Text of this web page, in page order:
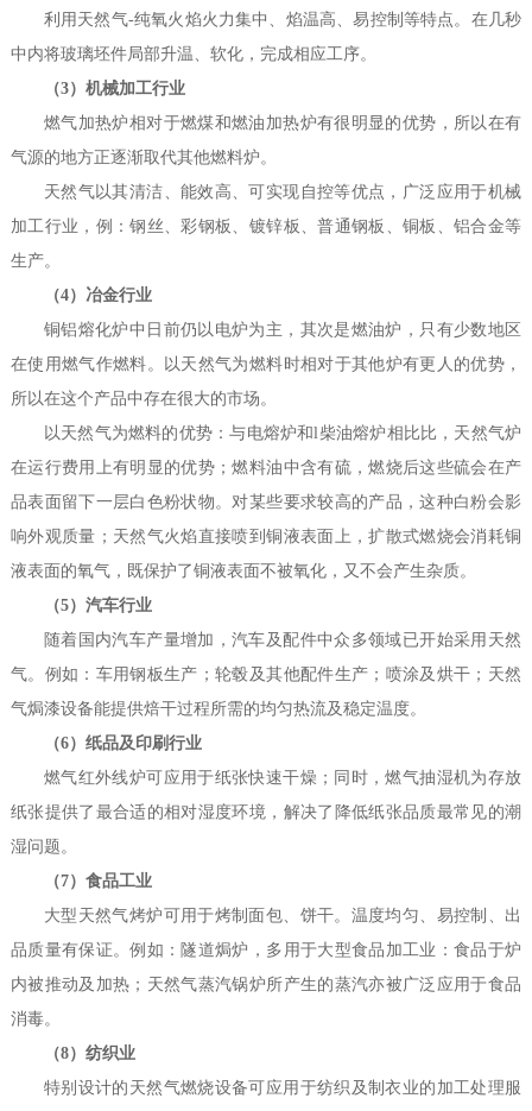
利用天然气-纯氧火焰火力集中、焰温高、易控制等特点。在几秒
中内将玻璃坯件局部升温、软化，完成相应工序。
（3）机械加工行业
燃气加热炉相对于燃煤和燃油加热炉有很明显的优势，所以在有
气源的地方正逐渐取代其他燃料炉。
天然气以其清洁、能效高、可实现自控等优点，广泛应用于机械
加工行业，例：钢丝、彩钢板、镀锌板、普通钢板、铜板、铝合金等
生产。
（4）冶金行业
铜铝熔化炉中日前仍以电炉为主，其次是燃油炉，只有少数地区
在使用燃气作燃料。以天然气为燃料时相对于其他炉有更人的优势，
所以在这个产品中存在很大的市场。
以天然气为燃料的优势：与电熔炉和l柴油熔炉相比比，天然气炉
在运行费用上有明显的优势；燃料油中含有硫，燃烧后这些硫会在产
品表面留下一层白色粉状物。对某些要求较高的产品，这种白粉会影
响外观质量；天然气火焰直接喷到铜液表面上，扩散式燃烧会消耗铜
液表面的氧气，既保护了铜液表面不被氧化，又不会产生杂质。
（5）汽车行业
随着国内汽车产量增加，汽车及配件中众多领域已开始采用天然
气。例如：车用钢板生产；轮毂及其他配件生产；喷涂及烘干；天然
气焗漆设备能提供焙干过程所需的均匀热流及稳定温度。
（6）纸品及印刷行业
燃气红外线炉可应用于纸张快速干燥；同时，燃气抽湿机为存放
纸张提供了最合适的相对湿度环境，解决了降低纸张品质最常见的潮
湿问题。
（7）食品工业
大型天然气烤炉可用于烤制面包、饼干。温度均匀、易控制、出
品质量有保证。例如：隧道焗炉，多用于大型食品加工业：食品于炉
内被推动及加热；天然气蒸汽锅炉所产生的蒸汽亦被广泛应用于食品
消毒。
（8）纺织业
特别设计的天然气燃烧设备可应用于纺织及制衣业的加工处理服